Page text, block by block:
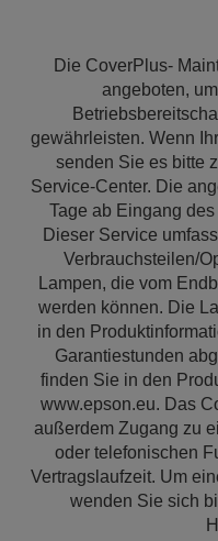
Die CoverPlus-
angeboten,
gewährleisten. Wenn
senden Sie es bitte
Service-Center. Die
Tage ab Eingang
Dieser Service
Verbrauchsteilen/
Lampen, die vom
werden können. Die
in den
Garantiestunden
finden Sie in den
www.epson.eu. Das
außerdem Zugang zu
oder telefonischen
Vertragslaufzeit. Um
wenden Sie sich